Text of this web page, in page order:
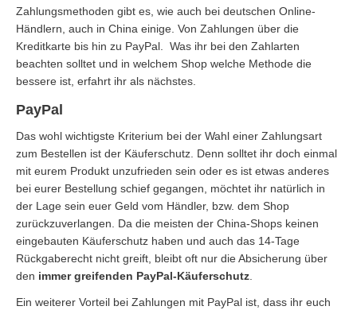
Zahlungsmethoden gibt es, wie auch bei deutschen Online-
Händlern, auch in China einige. Von Zahlungen über die
Kreditkarte bis hin zu PayPal. Was ihr bei den Zahlarten
beachten solltet und in welchem Shop welche Methode die
bessere ist, erfahrt ihr als nächstes.
PayPal
Das wohl wichtigste Kriterium bei der Wahl einer Zahlungsart
zum Bestellen ist der Käuferschutz. Denn solltet ihr doch einmal
mit eurem Produkt unzufrieden sein oder es ist etwas anderes
bei eurer Bestellung schief gegangen, möchtet ihr natürlich in
der Lage sein euer Geld vom Händler, bzw. dem Shop
zurückzuverlangen. Da die meisten der China-Shops keinen
eingebauten Käuferschutz haben und auch das 14-Tage
Rückgaberecht nicht greift, bleibt oft nur die Absicherung über
den immer greifenden PayPal-Käuferschutz.
Ein weiterer Vorteil bei Zahlungen mit PayPal ist, dass ihr euch